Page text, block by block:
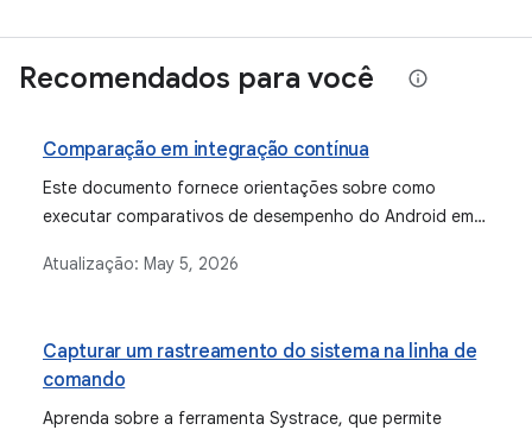
Recomendados para você
Comparação em integração contínua
Este documento fornece orientações sobre como
executar comparativos de desempenho do Android em
o desempenho ao longo do tempo e identificar
Atualização: May 5, 2026
Capturar um rastreamento do sistema na linha de
comando
Aprenda sobre a ferramenta Systrace, que permite